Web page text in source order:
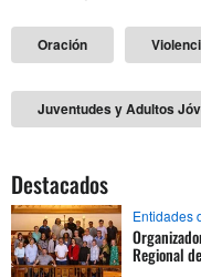
Oración
Juventudes y Adultos
Destacados
Entidades
Regional